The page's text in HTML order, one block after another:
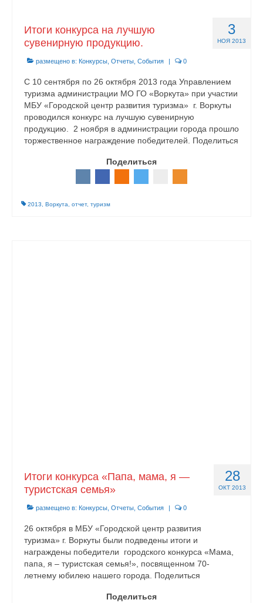
3
НОЯ 2013
Итоги конкурса на лучшую
сувенирную продукцию.
размещено в: Конкурсы Отчеты События | 0
С 10 сентября по 26 октября 2013 года Управлением
туризма администрации МО ГО «Воркута» при участии
МБУ «Городской центр развития туризма» г. Воркуты
проводился конкурс на лучшую сувенирную
продукцию. 2 ноября в администрации города прошло
торжественное награждение победителей. Поделиться
Поделиться
2013 Воркута отчет, туризм
28
ОКТ 2013
Итоги конкурса «Папа, мама, я —
туристская семья»
размещено в: Конкурсы Отчеты События | 0
26 октября в МБУ «Городской центр развития
туризма» г. Воркуты были подведены итоги и
награждены победители городского конкурса «Мама,
папа, я – туристская семья!», посвященном 70-
летнему юбилею нашего города. Поделиться
Поделиться